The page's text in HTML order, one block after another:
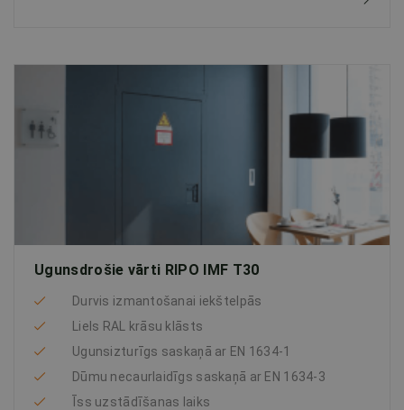
Ugunsdrošie vārti RIPO IMF T30
Durvis izmantošanai iekštelpās
Liels RAL krāsu klāsts
Ugunsizturīgs saskaņā ar EN 1634-1
Dūmu necaurlaidīgs saskaņā ar EN 1634-3
Īss uzstādīšanas laiks